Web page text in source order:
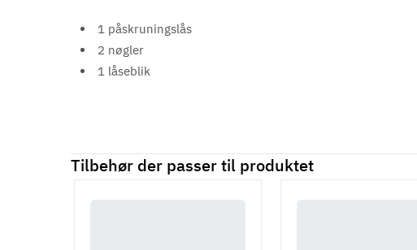
1 påskruningslås
2 nøgler
1 låseblik
Tilbehør der passer til produktet